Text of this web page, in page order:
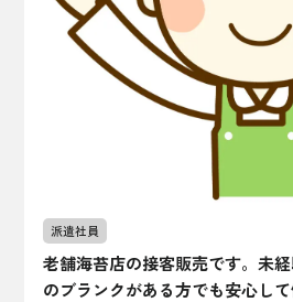
派遣社員
老舗海苔店の接客販売です。未
のブランクがある方でも安心し